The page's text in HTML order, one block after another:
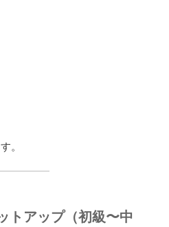
。
トアップ（初級〜中